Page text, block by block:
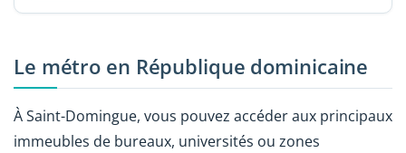
Le métro en République dominicaine
À Saint-Domingue, vous pouvez accéder aux principaux
immeubles de bureaux, universités ou zones